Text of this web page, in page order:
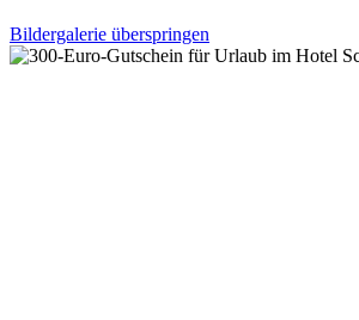
Bildergalerie überspringen